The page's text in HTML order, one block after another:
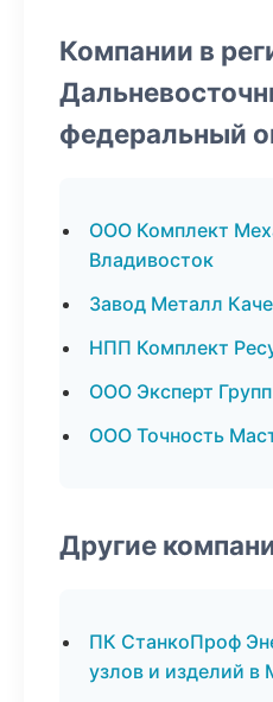
Компании в
федеральный
ООО Комплект
Владивосток
Завод Металл
НПП Комплект
ООО Эксперт
ООО Точность
Другие
ПК СтанкоПроф
узлов и изделий в